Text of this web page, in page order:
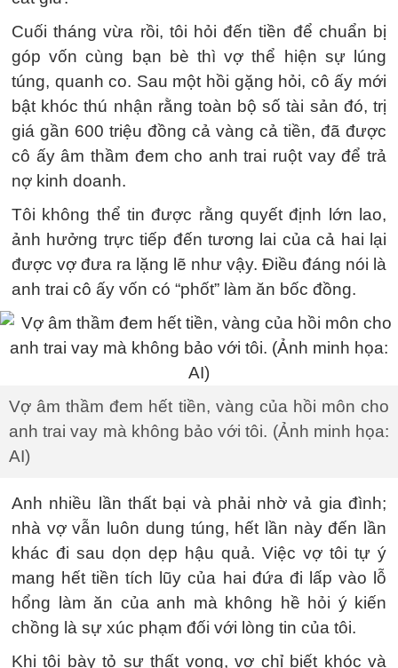
Cuối tháng vừa rồi, tôi hỏi đến tiền để chuẩn bị
góp vốn cùng bạn bè thì vợ thể hiện sự lúng
túng, quanh co. Sau một hồi gặng hỏi, cô ấy mới
bật khóc thú nhận rằng toàn bộ số tài sản đó, trị
giá gần 600 triệu đồng cả vàng cả tiền, đã được
cô ấy âm thầm đem cho anh trai ruột vay để trả
nợ kinh doanh.
Tôi không thể tin được rằng quyết định lớn lao,
ảnh hưởng trực tiếp đến tương lai của cả hai lại
được vợ đưa ra lặng lẽ như vậy. Điều đáng nói là
anh trai cô ấy vốn có “phốt” làm ăn bốc đồng.
Vợ âm thầm đem hết tiền, vàng của hồi môn cho
anh trai vay mà không bảo với tôi. (Ảnh minh họa:
AI)
Anh nhiều lần thất bại và phải nhờ vả gia đình;
nhà vợ vẫn luôn dung túng, hết lần này đến lần
khác đi sau dọn dẹp hậu quả. Việc vợ tôi tự ý
mang hết tiền tích lũy của hai đứa đi lấp vào lỗ
hổng làm ăn của anh mà không hề hỏi ý kiến
chồng là sự xúc phạm đối với lòng tin của tôi.
Khi tôi bày tỏ sự thất vọng, vợ chỉ biết khóc và